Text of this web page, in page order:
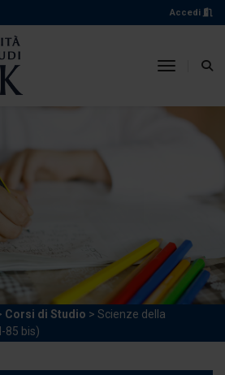
Accedi
toggle
Corsi di Studio > Scienze della
85 bis)